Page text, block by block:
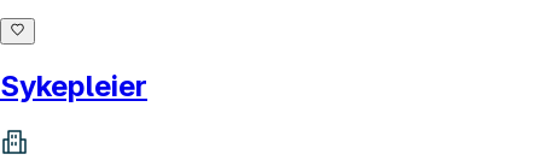
Sykepleier